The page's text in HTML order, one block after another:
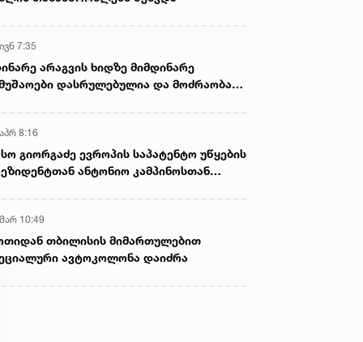
7:35
არაგვის ხიდზე მიმდინარე
დასრულებულია და მოძრაობა
8:16
გიორგაძე ევროპის საპატენტო უწყების
ანტონიო კამპინოსთან
10:49
თბილისის მიმართულებით
ავტოკოლონა დაიძრა